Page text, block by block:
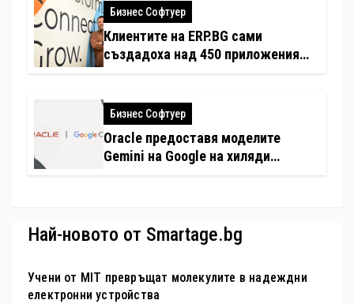
Бизнес Софтуер
Клиентите на ERP.BG сами
създадоха над 450 приложения
интелект
Бизнес Софтуер
Oracle предоставя моделите
Gemini на Google на хиляди
Най-новото от Smartage.bg
Учени от MIT превръщат молекулите в надеждни
електронни устройства